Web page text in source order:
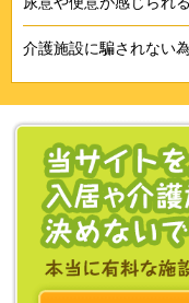
介護施設に騙されない